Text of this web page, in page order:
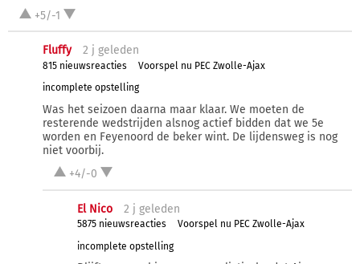
+5/-1
Fluffy 2 j geleden
815 nieuwsreacties
Voorspel nu PEC Zwolle-Ajax
incomplete opstelling
Was het seizoen daarna maar klaar. We moeten de
resterende wedstrijden alsnog actief bidden dat we 5e
worden en Feyenoord de beker wint. De lijdensweg is nog
niet voorbij.
+4/-0
El Nico 2 j geleden
5875 nieuwsreacties
Voorspel nu PEC Zwolle-Ajax
incomplete opstelling